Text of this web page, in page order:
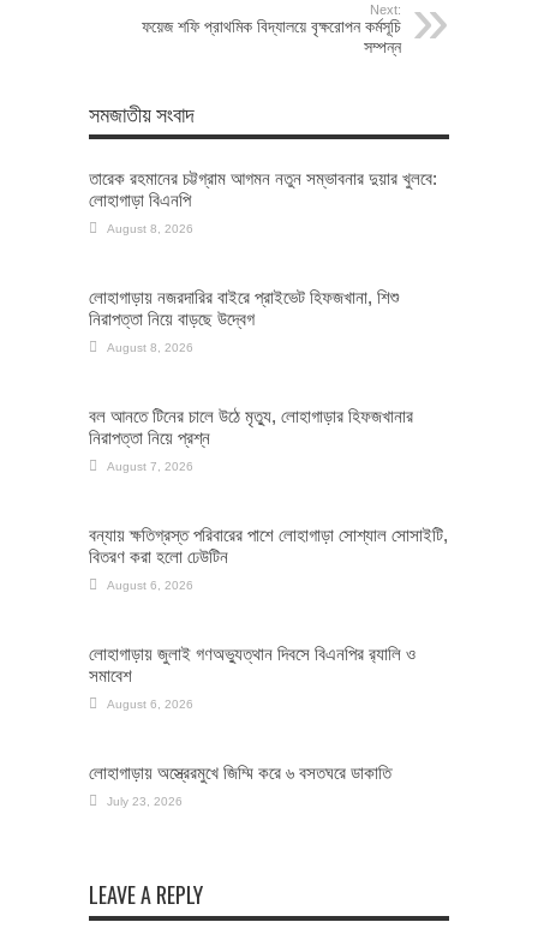
Next:
ফয়েজ শফি প্রাথমিক বিদ্যালয়ে বৃক্ষরোপন কর্মসূচি
সম্পন্ন
সমজাতীয় সংবাদ
তারেক রহমানের চট্টগ্রাম আগমন নতুন সম্ভাবনার দুয়ার খুলবে:
লোহাগাড়া বিএনপি
August 8, 2026
লোহাগাড়ায় নজরদারির বাইরে প্রাইভেট হিফজখানা, শিশু
নিরাপত্তা নিয়ে বাড়ছে উদ্বেগ
August 8, 2026
বল আনতে টিনের চালে উঠে মৃত্যু, লোহাগাড়ার হিফজখানার
নিরাপত্তা নিয়ে প্রশ্ন
August 7, 2026
বন্যায় ক্ষতিগ্রস্ত পরিবারের পাশে লোহাগাড়া সোশ্যাল সোসাইটি,
বিতরণ করা হলো ঢেউটিন
August 6, 2026
লোহাগাড়ায় জুলাই গণঅভ্যুত্থান দিবসে বিএনপির র‌্যালি ও
সমাবেশ
August 6, 2026
লোহাগাড়ায় অস্ত্রেরমুখে জিম্মি করে ৬ বসতঘরে ডাকাতি
July 23, 2026
LEAVE A REPLY